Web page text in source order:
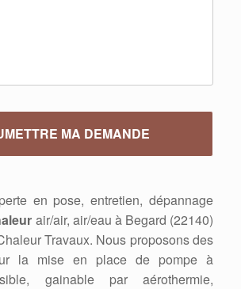
en pose, entretien, dépannage
air/air, air/eau à Begard (22140)
Travaux. Nous proposons des
la mise en place de pompe à
gainable par aérothermie,